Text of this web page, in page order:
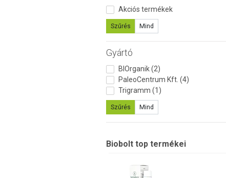
Akciós termékek
Szűrés Mind
Gyártó
BIOrganik (2)
PaleoCentrum Kft. (4)
Trigramm (1)
Szűrés Mind
Biobolt top termékei